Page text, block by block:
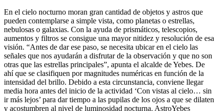
En el cielo nocturno moran gran cantidad de objetos y astros que
pueden contemplarse a simple vista, como planetas o estrellas,
nebulosas o galaxias. Con la ayuda de prismáticos, telescopios,
aumentos y filtros se consigue una mayor nitidez y resolución de esa
visión. “Antes de dar ese paso, se necesita ubicar en el cielo las
señales que nos ayudarán a disfrutar de la observación y que no son
otras que las estrellas principales”, apunta el alcalde de Yebes. De
ahí que se clasifiquen por magnitudes numéricas en función de la
intensidad del brillo. Debido a esta circunstancia, conviene llegar
media hora antes del inicio de la actividad ‘Con vistas al cielo… sin
ir más lejos’ para dar tiempo a las pupilas de los ojos a que se dilaten
y acostumbren al nivel de luminosidad nocturna. AstroYebes